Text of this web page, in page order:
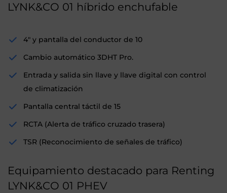
LYNK&CO 01 híbrido enchufable
4" y pantalla del conductor de 10
Cambio automático 3DHT Pro.
Entrada y salida sin llave y llave digital con control
de climatización
Pantalla central táctil de 15
RCTA (Alerta de tráfico cruzado trasera)
TSR (Reconocimiento de señales de tráfico)
Equipamiento destacado para Renting
LYNK&CO 01 PHEV